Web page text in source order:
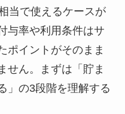
当で使えるケースが
与率や利用条件はサ
ポイントがそのまま
せん。まずは「貯ま
」の3段階を理解する